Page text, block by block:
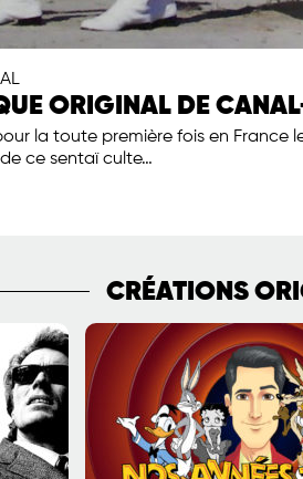
ORIGINAL DE
la toute première fois en France
ce sentaï culte…
CRÉATIONS